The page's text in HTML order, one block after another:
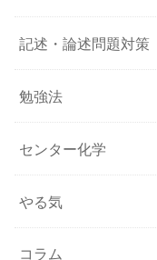
記述・論述問題対策
勉強法
センター化学
やる気
コラム